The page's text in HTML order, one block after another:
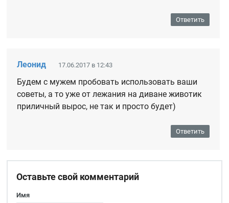
Ответить
Леонид 17.06.2017 в 12:43
Будем с мужем пробовать использовать ваши
советы, а то уже от лежания на диване животик
приличный вырос, не так и просто будет)
Ответить
Оставьте свой комментарий
Имя